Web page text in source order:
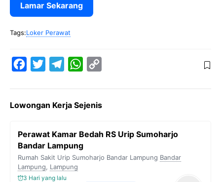
Lamar Sekarang
Tags:Loker Perawat
e
o
k
t
e
e
r
a
m
W
t
A
y
i
Lowongan Kerja Sejenis
Perawat Kamar Bedah RS Urip Sumoharjo
Bandar Lampung
Rumah Sakit Urip Sumoharjo Bandar Lampung Bandar
Lampung, Lampung
3 Hari yang lalu